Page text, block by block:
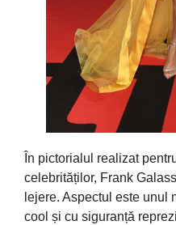
În pictorialul realizat
celebrităților, Frank
lejere. Aspectul este unul
cool și cu siguranță